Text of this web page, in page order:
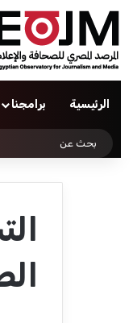
الرئيسية برامجنا